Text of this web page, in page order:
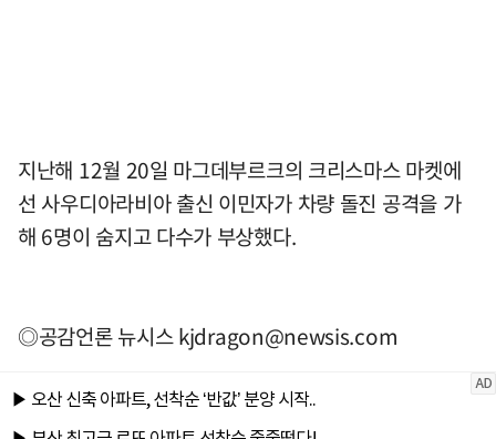
지난해 12월 20일 마그데부르크의 크리스마스 마켓에
선 사우디아라비아 출신 이민자가 차량 돌진 공격을 가
해 6명이 숨지고 다수가 부상했다.
◎공감언론 뉴시스kjdragon@newsis.com